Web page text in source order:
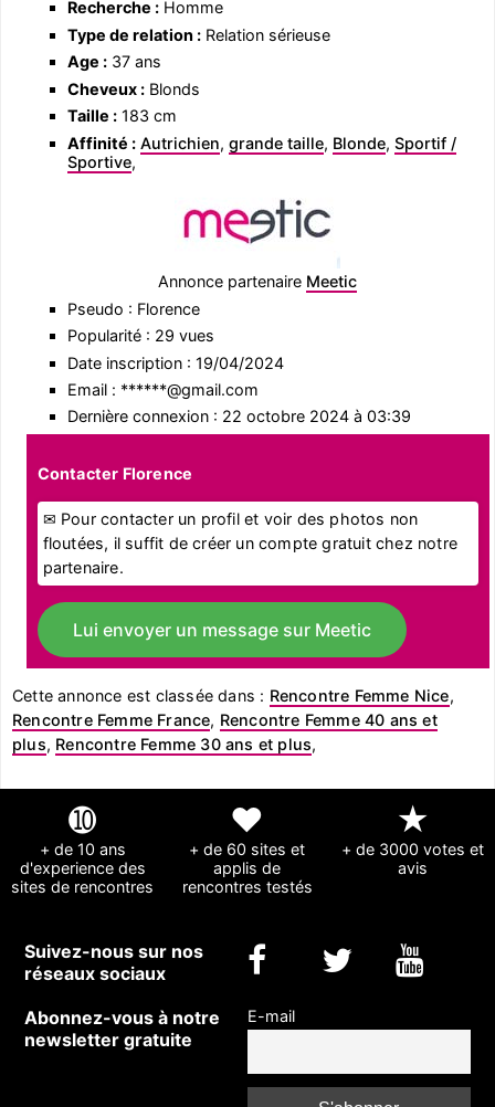
Recherche :Homme
Type de relation :Relation sérieuse
Age :37 ans
Cheveux :Blonds
Taille :183 cm
Affinité : Autrichien, grande taille, Blonde, Sportif /
Sportive,
Annonce partenaire Meetic
Pseudo : Florence
Popularité : 29 vues
Date inscription : 19/04/2024
Email : ******@gmail.com
Dernière connexion : 22 octobre 2024 à 03:39
Contacter Florence
✉ Pour contacter un profil et voir des photos non
floutées, il suffit de créer un compte gratuit chez notre
partenaire.
Lui envoyer un message sur Meetic
Cette annonce est classée dans : Rencontre Femme Nice,
Rencontre Femme France, Rencontre Femme 40 ans et
plus, Rencontre Femme 30 ans et plus,
➓
+ de 10 ans
d'experience des
sites de rencontres
❤
+ de 60 sites et
applis de
rencontres testés
★
+ de 3000 votes et
avis
Suivez-nous sur nos
réseaux sociaux
Abonnez-vous à notre
newsletter gratuite
E-mail